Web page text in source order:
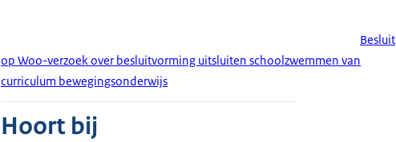
Besluit
op Woo-verzoek over besluitvorming uitsluiten schoolzwemmen van
curriculum bewegingsonderwijs
Hoort bij